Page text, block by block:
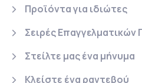
Προϊόντα για ιδιώτες
Σειρές
Στείλτε μας ένα μήνυμα
Κλείστε ένα ραντεβού